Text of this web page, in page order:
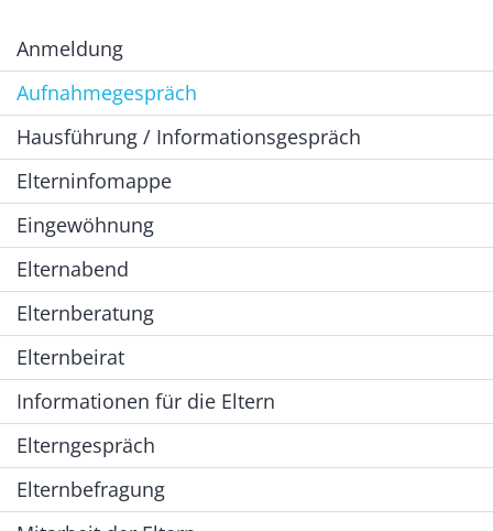
Anmeldung
Aufnahmegespräch
Hausführung / Informationsgespräch
Elterninfomappe
Eingewöhnung
Elternabend
Elternberatung
Elternbeirat
Informationen für die Eltern
Elterngespräch
Elternbefragung